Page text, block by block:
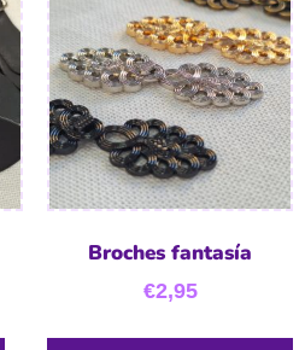
Broches fantasía
€2,95